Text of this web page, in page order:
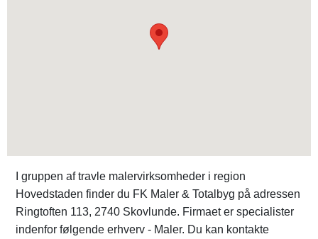
I gruppen af travle malervirksomheder i region
Hovedstaden finder du FK Maler & Totalbyg på adressen
Ringtoften 113, 2740 Skovlunde. Firmaet er specialister
indenfor følgende erhverv - Maler. Du kan kontakte